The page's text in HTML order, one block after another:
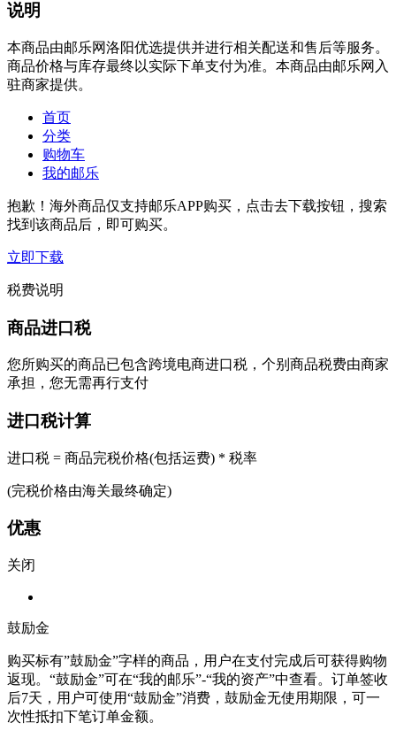
说明
本商品由邮乐网洛阳优选提供并进行相关配送和售后等服务。
商品价格与库存最终以实际下单支付为准。本商品由邮乐网入
驻商家提供。
首页
分类
购物车
我的邮乐
抱歉！海外商品仅支持邮乐APP购买，点击去下载按钮，搜索
找到该商品后，即可购买。
立即下载
税费说明
商品进口税
您所购买的商品已包含跨境电商进口税，个别商品税费由商家
承担，您无需再行支付
进口税计算
进口税 = 商品完税价格(包括运费) * 税率
(完税价格由海关最终确定)
优惠
关闭
鼓励金
购买标有”鼓励金”字样的商品，用户在支付完成后可获得购物
返现。“鼓励金”可在“我的邮乐”-“我的资产”中查看。订单签收
后7天，用户可使用“鼓励金”消费，鼓励金无使用期限，可一
次性抵扣下笔订单金额。